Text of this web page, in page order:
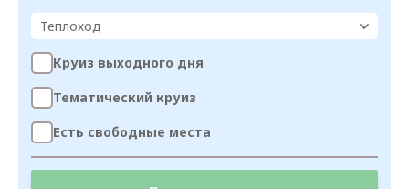
Теплоход
Круиз выходного дня
Тематический круиз
Есть свободные места